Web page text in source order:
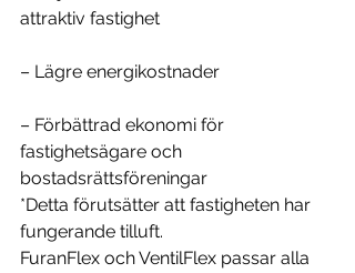
attraktiv fastighet
– Lägre energikostnader
– Förbättrad ekonomi för
fastighetsägare och
bostadsrättsföreningar
*Detta förutsätter att fastigheten har
fungerande tilluft.
FuranFlex och VentilFlex passar alla